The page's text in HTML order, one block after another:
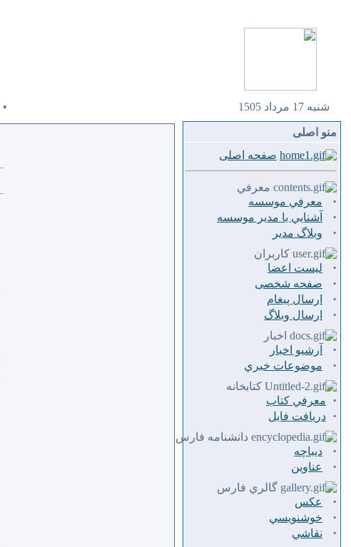
شنبه 17 مرداد 1505 •
منو اصلی
صفحه اصلی
معرفي
· معرفي موسسه
· آشنايي با مدير موسسه
·
وبلاگ مدير
کاربران
· لیست اعضا
· صفحه شخصی
· ارسال پيغام
·
ارسال وبلاگ
اخبار
· آرشیو اخبار
·
موضوعات خبري
كتابخانه
· معرفي كتاب
· دريافت فايل
دانشنامه فارس
· ديباچه
·
عناوين
گالري فارس
· عكس
· خوشنويسي
·
نقاشي